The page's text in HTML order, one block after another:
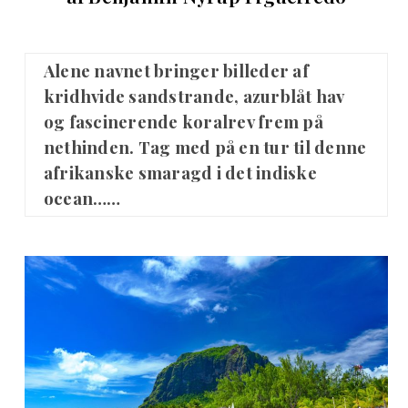
Alene navnet bringer billeder af
kridhvide sandstrande, azurblåt hav
og fascinerende koralrev frem på
nethinden. Tag med på en tur til denne
afrikanske smaragd i det indiske
ocean……